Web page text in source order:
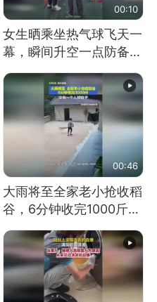
00:10
女生晒乘坐热气球飞天一
幕，瞬间升空一点防备都
00:46
大雨将至全家老小抢收稻
谷，6分钟收完1000斤，